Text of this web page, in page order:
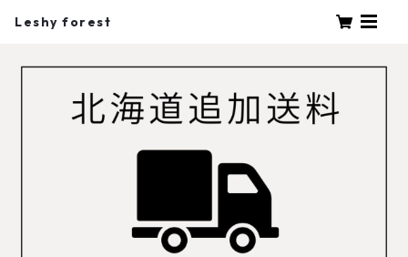
Leshy forest